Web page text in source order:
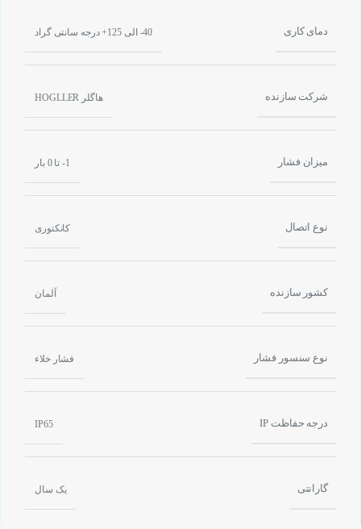
دمای کاری 40- الی 125+ درجه سانتی گراد
شرکت سازنده هاگلر HOGLLER
میزان فشار 1- تا 0 بار
نوع اتصال کانکتوری
کشور سازنده آلمان
نوع سنسور فشار فشار خلاء
درجه حفاظت IP IP65
گارانتی یک سال